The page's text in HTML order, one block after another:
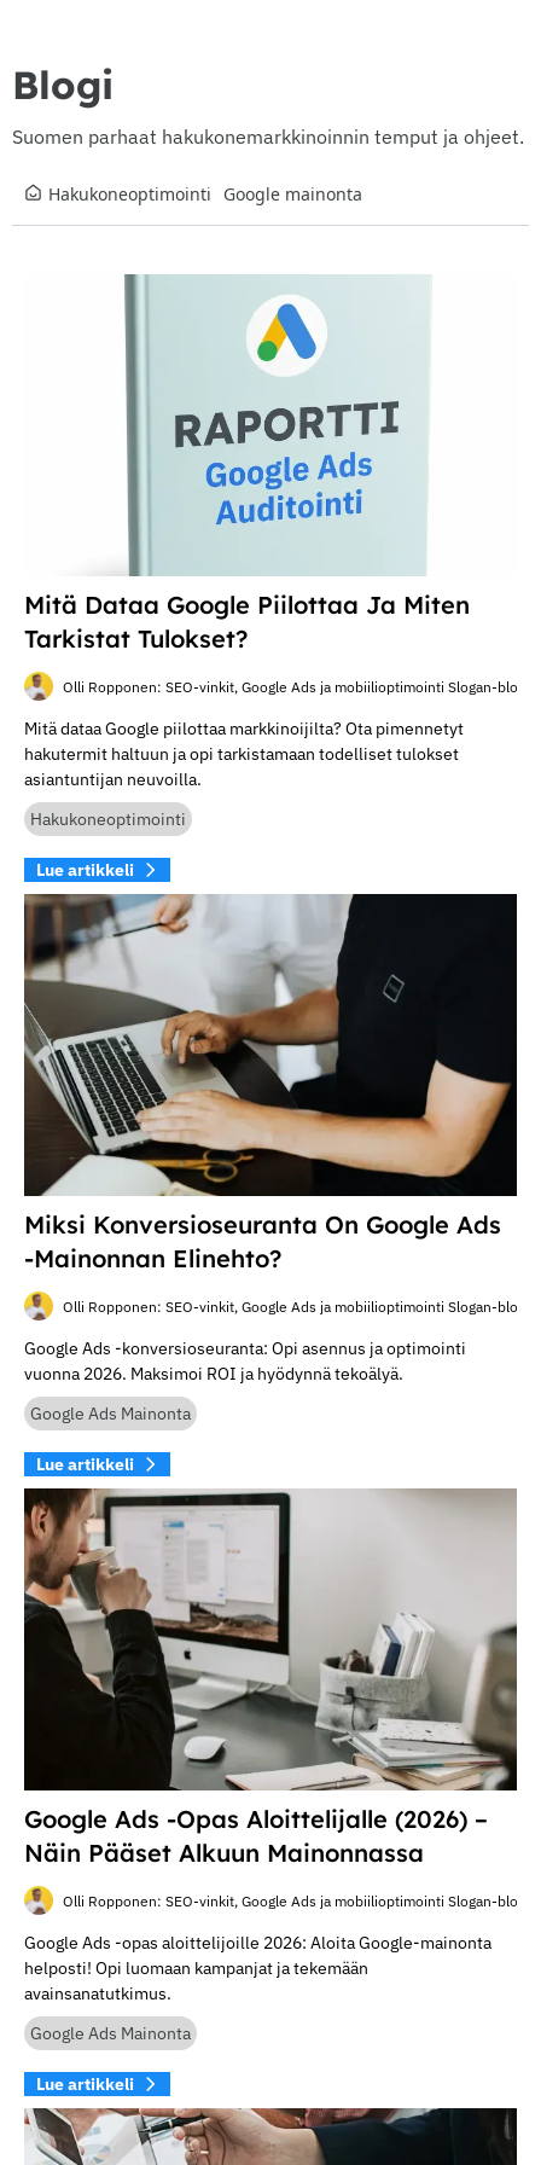
Blogi
Suomen parhaat hakukonemarkkinoinnin temput ja ohjeet.
Hakukoneoptimointi Google mainonta
Mitä Dataa Google Piilottaa Ja Miten
Tarkistat Tulokset?
Olli Ropponen: SEO-vinkit, Google Ads ja mobiilioptimointi Slogan-
Mitä dataa Google piilottaa markkinoijilta? Ota pimennetyt
hakutermit haltuun ja opi tarkistamaan todelliset tulokset
asiantuntijan neuvoilla.
Hakukoneoptimointi
Lue artikkeli
Miksi Konversioseuranta On Google Ads
-mainonnan Elinehto?
Olli Ropponen: SEO-vinkit, Google Ads ja mobiilioptimointi Slogan-
Google Ads -konversioseuranta: Opi asennus ja optimointi
vuonna 2026. Maksimoi ROI ja hyödynnä tekoälyä.
Google Ads Mainonta
Lue artikkeli
Google Ads -opas Aloittelijalle (2026) –
Näin Pääset Alkuun Mainonnassa
Olli Ropponen: SEO-vinkit, Google Ads ja mobiilioptimointi Slogan-
Google Ads -opas aloittelijoille 2026: Aloita Google-mainonta
helposti! Opi luomaan kampanjat ja tekemään
avainsanatutkimus.
Google Ads Mainonta
Lue artikkeli